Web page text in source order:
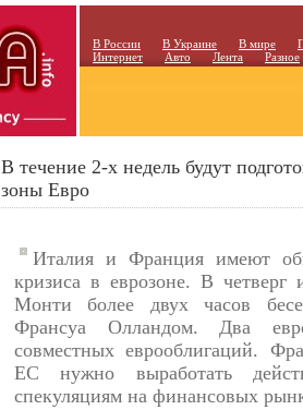
В России В Украине В мире
Интернет
Авто Лента Разное
В течение 2-х недель будут
зоны Евро
Италия и Франция имеют
кризиса в еврозоне. В четверг
Монти более двух часов
Франсуа Олландом. Два
совместных еврооблигаций.
ЕС нужно выработать
спекуляциям на финансовых